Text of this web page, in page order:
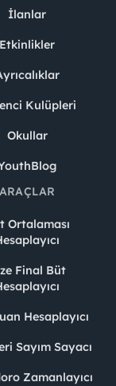
İlanlar
Etkinlikler
Kulüpleri
Okullar
ARAÇLAR
Ortalaması
Final Büt
Hesaplayıcı
Sayım Sayacı
Zamanlayıcı